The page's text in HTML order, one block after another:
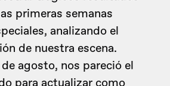
primeras semanas
analizando el
de nuestra escena.
agosto, nos pareció el
para actualizar como